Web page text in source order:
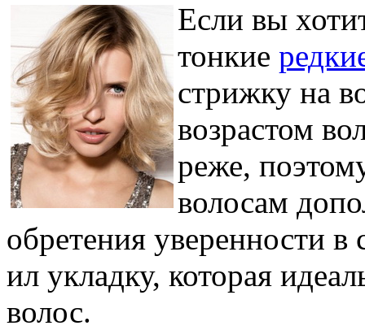
Если вы
тонкие
стрижку на
возрастом
реже,
волосам
обретения уверенности
ил укладку, которая
волос.